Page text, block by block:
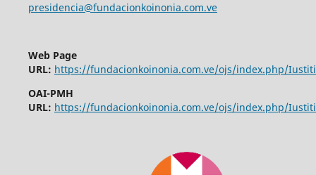
presidencia@fundacionkoinonia.com.ve
Web Page
URL: https://fundacionkoinonia.com.ve/ojs/index.php/
OAI-PMH
URL: https://fundacionkoinonia.com.ve/ojs/index.php/